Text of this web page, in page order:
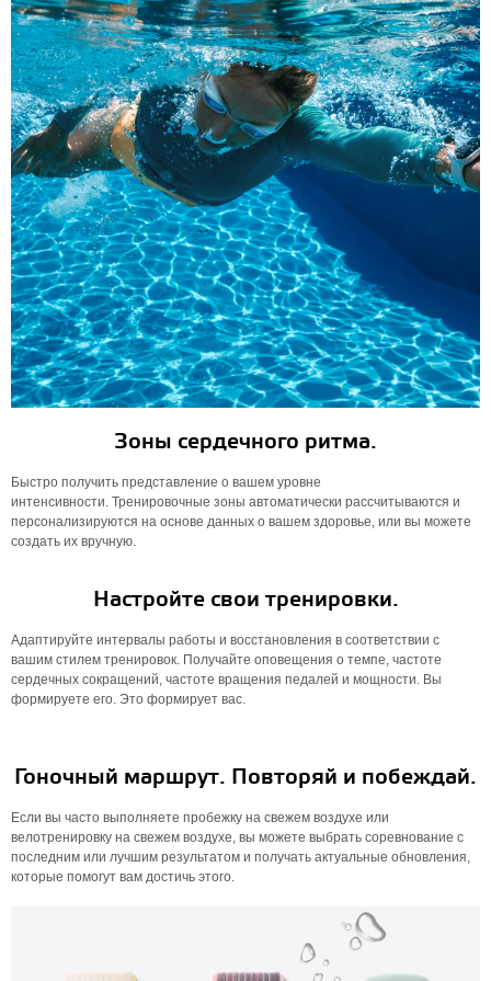
Зоны сердечного ритма.
Быстро получить представление о вашем уровне
интенсивности. Тренировочные зоны автоматически рассчитываются и
персонализируются на основе данных о вашем здоровье, или вы можете
создать их вручную.
Настройте свои тренировки.
Адаптируйте интервалы работы и восстановления в соответствии с
вашим стилем тренировок. Получайте оповещения о темпе, частоте
сердечных сокращений, частоте вращения педалей и мощности. Вы
формируете его. Это формирует вас.
Гоночный маршрут. Повторяй и побеждай.
Если вы часто выполняете пробежку на свежем воздухе или
велотренировку на свежем воздухе, вы можете выбрать соревнование с
последним или лучшим результатом и получать актуальные обновления,
которые помогут вам достичь этого.